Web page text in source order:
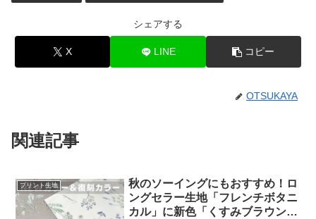
シェアする
X LINE コピー
OTSUKAYA
関連記事
プリント生地
秋のソーイングにもおすすめ！ロ
ングセラー生地「フレンチボタニ
カル」に新色「くすみブラウン」